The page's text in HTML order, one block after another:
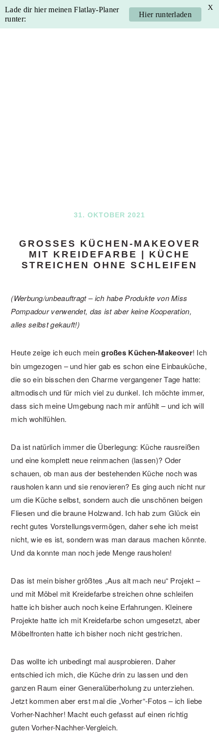
Skip
Skip
Skip
Skip
31. OKTOBER 2021
GROSSES KÜCHEN-MAKEOVER M
IT KREIDEFARBE | KÜCHE S
TREICHEN OHNE SCHLEIFEN
(Werbung/unbeauftragt – ich habe Produkte von Miss
Pompadour verwendet, das ist aber keine Kooperation,
alles selbst gekauft!)
Heute zeige ich euch meingroßes Küchen-Makeover! Ich
bin umgezogen – und hier gab es schon eine Einbauküche,
die so ein bisschen den Charme vergangener Tage hatte:
altmodisch und für mich viel zu dunkel. Ich möchte immer,
dass sich meine Umgebung nach mir anfühlt – und ich will
mich wohlfühlen.
Da ist natürlich immer die Überlegung: Küche rausreißen
und eine komplett neue reinmachen (lassen)? Oder
schauen, ob man aus der bestehenden Küche noch was
rausholen kann und sie renovieren? Es ging auch nicht nur
um die Küche selbst, sondern auch die unschönen beigen
Fliesen und die braune Holzwand. Ich hab zum Glück ein
recht gutes Vorstellungsvermögen, daher sehe ich meist
nicht, wie es ist, sondern was man daraus machen könnte.
Und da konnte man noch jede Menge rausholen!
Das ist mein bisher größtes „Aus alt mach neu“ Projekt –
und mit Möbel mit Kreidefarbe streichen ohne schleifen
hatte ich bisher auch noch keine Erfahrungen. Kleinere
Projekte hatte ich mit Kreidefarbe schon umgesetzt, aber
Möbelfronten hatte ich bisher noch nicht gestrichen.
Das wollte ich unbedingt mal ausprobieren. Daher
entschied ich mich, die Küche drin zu lassen und den
ganzen Raum einer Generalüberholung zu unterziehen.
Jetzt kommen aber erst mal die „Vorher“-Fotos – ich liebe
Vorher-Nachher! Macht euch gefasst auf einen richtig
guten Vorher-Nachher-Vergleich.
Lade dir hier meinen Flatlay-Planer
runter:
Hier runterladen
X